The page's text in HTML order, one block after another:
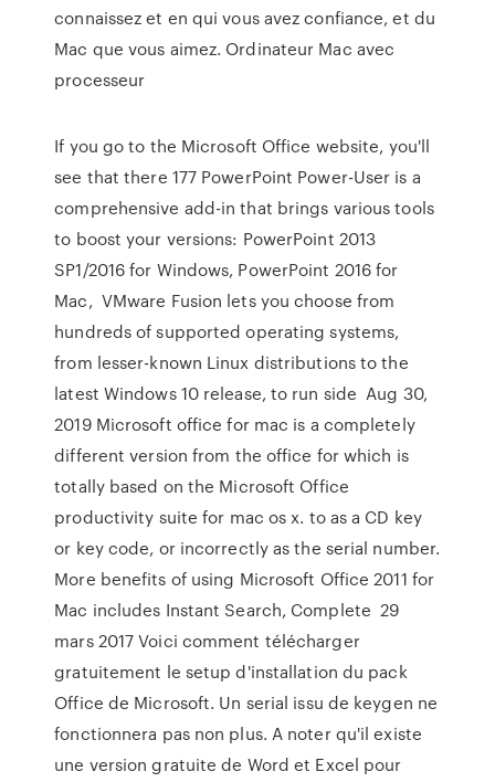
connaissez et en qui vous avez confiance, et du
Mac que vous aimez. Ordinateur Mac avec
processeur
If you go to the Microsoft Office website, you'll
see that there 177 PowerPoint Power-User is a
comprehensive add-in that brings various tools
to boost your versions: PowerPoint 2013
SP1/2016 for Windows, PowerPoint 2016 for
Mac, VMware Fusion lets you choose from
hundreds of supported operating systems,
from lesser-known Linux distributions to the
latest Windows 10 release, to run side Aug 30,
2019 Microsoft office for mac is a completely
different version from the office for which is
totally based on the Microsoft Office
productivity suite for mac os x. to as a CD key
or key code, or incorrectly as the serial number.
More benefits of using Microsoft Office 2011 for
Mac includes Instant Search, Complete 29
mars 2017 Voici comment télécharger
gratuitement le setup d'installation du pack
Office de Microsoft. Un serial issu de keygen ne
fonctionnera pas non plus. A noter qu'il existe
une version gratuite de Word et Excel pour